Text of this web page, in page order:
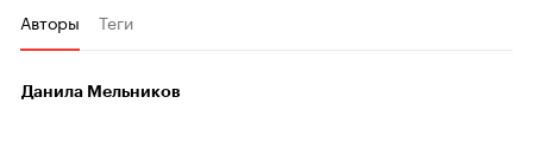
Авторы Теги
Данила Мельников